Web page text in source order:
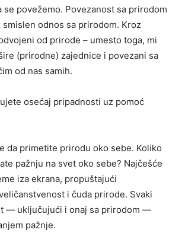
se povežemo. Povezanost sa prirodom
odnos sa prirodom. Kroz
od prirode – umesto toga, mi
(prirodne) zajednice i povezani sa
od nas samih.
osećaj pripadnosti uz pomoć
da primetite prirodu oko sebe. Koliko
pažnju na svet oko sebe? Najčešće
iza ekrana, propuštajući
i čuda prirode. Svaki
— uključujući i onaj sa prirodom —
pažnje.